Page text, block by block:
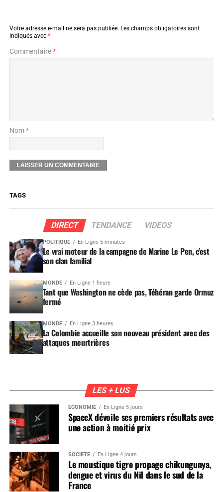
Votre adresse e-mail ne sera pas publiée. Les champs obligatoires sont
indiqués avec *
Commentaire*
Nom *
TAGS
DIRECT TENDANCE VIDEOS
POLITIQUE En Ligne 5 minutes
Le vrai moteur de la campagne de Marine Le Pen, c’est
son clan familial
MONDE En Ligne 1 heure
Tant que Washington ne cède pas, Téhéran garde Ormuz
fermé
MONDE En Ligne 3 heures
La Colombie accueille son nouveau président avec des
attaques meurtrières
LES + LUS
ÉCONOMIE En Ligne 5 jours
SpaceX dévoile ses premiers résultats avec
une action à moitié prix
SOCIÉTÉ En Ligne 4 jours
Le moustique tigre propage chikungunya,
dengue et virus du Nil dans le sud de la
France